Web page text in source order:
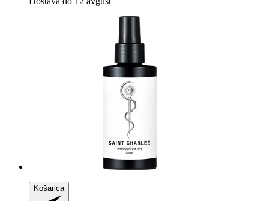
Košarica